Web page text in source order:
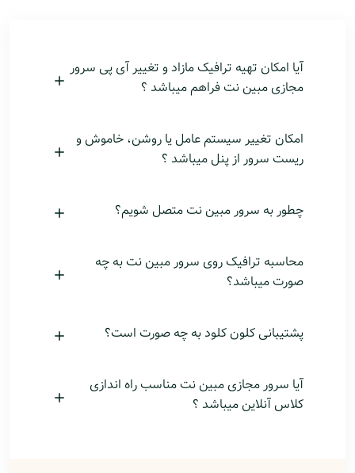
آیا امکان تهیه ترافیک مازاد و تغییر آی پی سرور
مجازی مبین نت فراهم میباشد ؟
امکان تغییر سیستم عامل یا روشن، خاموش و
ریست سرور از پنل میباشد ؟
چطور به سرور مبین نت متصل شویم؟
محاسبه ترافیک روی سرور مبین نت به چه
صورت میباشد؟
پشتیبانی کلون کلود به چه صورت است؟
آیا سرور مجازی مبین نت مناسب راه اندازی
کلاس آنلاین میباشد ؟